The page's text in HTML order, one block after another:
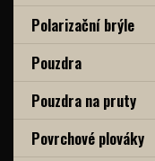
Polarizační brýle
Pouzdra
Pouzdra na pruty
Povrchové plováky